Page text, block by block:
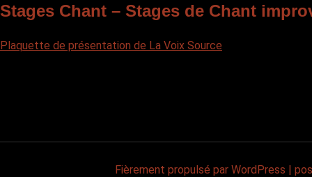
Stages Chant – Stages de Chant
Plaquette de présentation de La Voix Source
Fièrement propulsé par WordPress |